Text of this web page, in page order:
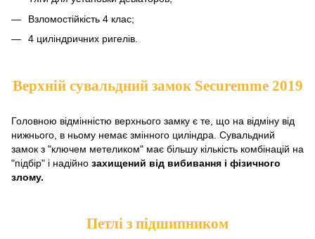
Взломостійкість 4 клас;
4 циліндричних ригелів.
Верхній сувальдний замок Securemme 2019
Головною відмінністю верхнього замку є те, що на відміну від
нижнього, в ньому немає змінного циліндра. Сувальдний
замок з "ключем метеликом" має більшу кількість комбінацій на
"підбір" і надійно захищений від вибивання і фізичного
злому.
Петлі з підшипником